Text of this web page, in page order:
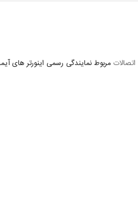
اتصالات مربوط نمایندگی رسمی اینورتر های